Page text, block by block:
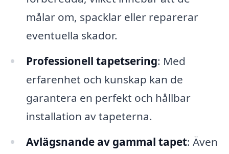
målar om, spacklar eller reparerar
eventuella skador.
Professionell tapetsering: Med
erfarenhet och kunskap kan de
garantera en perfekt och hållbar
installation av tapeterna.
Avlägsnande av gammal tapet: Även